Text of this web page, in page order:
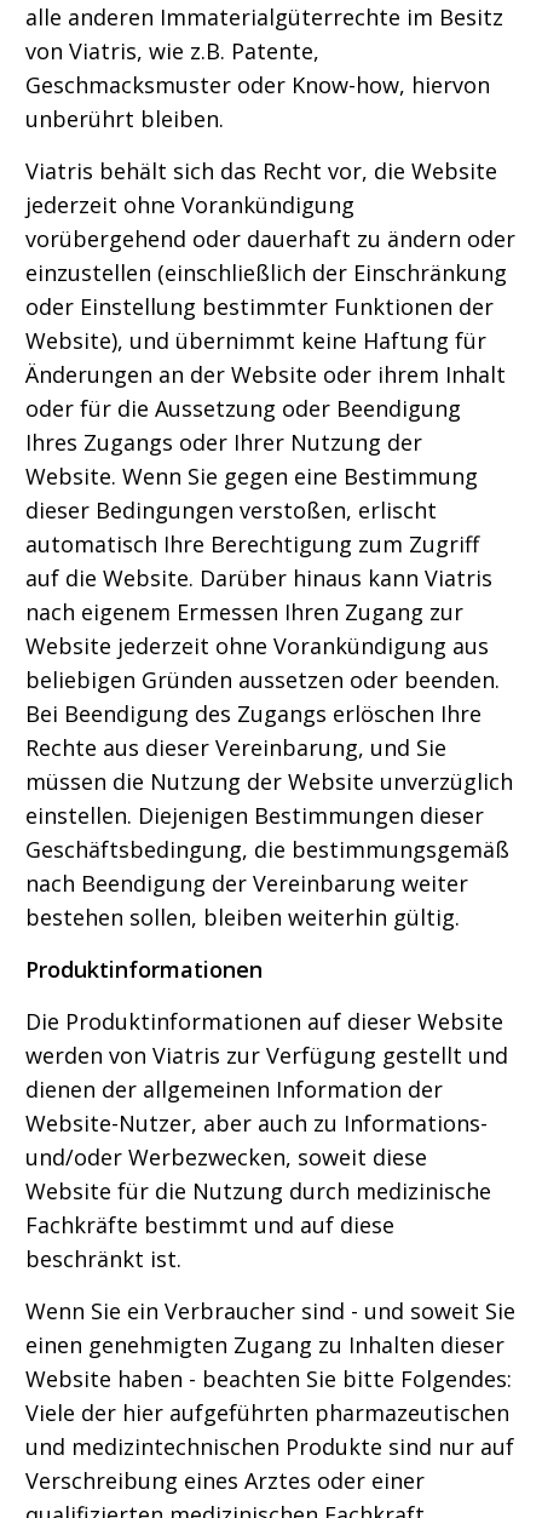
alle anderen Immaterialgüterrechte im Besitz
von Viatris, wie z.B. Patente,
Geschmacksmuster oder Know-how, hiervon
unberührt bleiben.
Viatris behält sich das Recht vor, die Website
jederzeit ohne Vorankündigung
vorübergehend oder dauerhaft zu ändern oder
einzustellen (einschließlich der Einschränkung
oder Einstellung bestimmter Funktionen der
Website), und übernimmt keine Haftung für
Änderungen an der Website oder ihrem Inhalt
oder für die Aussetzung oder Beendigung
Ihres Zugangs oder Ihrer Nutzung der
Website. Wenn Sie gegen eine Bestimmung
dieser Bedingungen verstoßen, erlischt
automatisch Ihre Berechtigung zum Zugriff
auf die Website. Darüber hinaus kann Viatris
nach eigenem Ermessen Ihren Zugang zur
Website jederzeit ohne Vorankündigung aus
beliebigen Gründen aussetzen oder beenden.
Bei Beendigung des Zugangs erlöschen Ihre
Rechte aus dieser Vereinbarung, und Sie
müssen die Nutzung der Website unverzüglich
einstellen. Diejenigen Bestimmungen dieser
Geschäftsbedingung, die bestimmungsgemäß
nach Beendigung der Vereinbarung weiter
bestehen sollen, bleiben weiterhin gültig.
Produktinformationen
Die Produktinformationen auf dieser Website
werden von Viatris zur Verfügung gestellt und
dienen der allgemeinen Information der
Website-Nutzer, aber auch zu Informations-
und/oder Werbezwecken, soweit diese
Website für die Nutzung durch medizinische
Fachkräfte bestimmt und auf diese
beschränkt ist.
Wenn Sie ein Verbraucher sind - und soweit Sie
einen genehmigten Zugang zu Inhalten dieser
Website haben - beachten Sie bitte Folgendes:
Viele der hier aufgeführten pharmazeutischen
und medizintechnischen Produkte sind nur auf
Verschreibung eines Arztes oder einer